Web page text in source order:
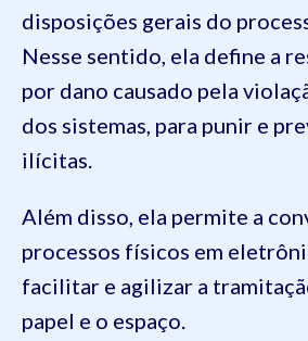
disposições gerais do
Nesse sentido, ela define a
por dano causado pela
dos sistemas, para punir e
ilícitas.
Além disso, ela permite a
processos físicos em
facilitar e agilizar a
papel e o espaço.